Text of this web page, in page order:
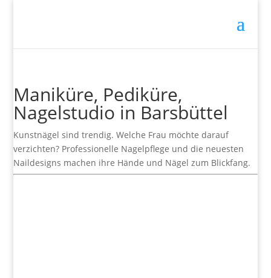
Maniküre, Pediküre,
Nagelstudio in Barsbüttel
Kunstnägel sind trendig. Welche Frau möchte darauf
verzichten? Professionelle Nagelpflege und die neuesten
Naildesigns machen ihre Hände und Nägel zum Blickfang.